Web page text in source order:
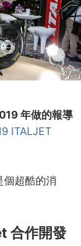
年做的報導
ITALJET
個超酷的消
合作開發